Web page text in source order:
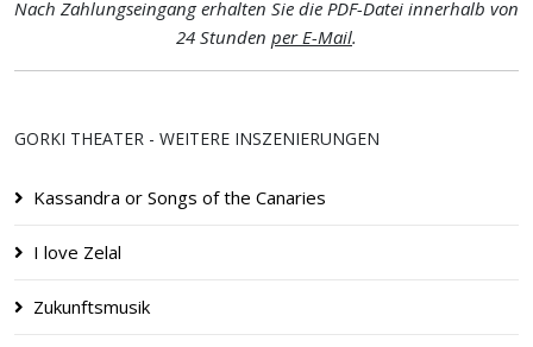
Nach Zahlungseingang erhalten Sie die PDF-Datei innerhalb von
24 Stunden per E-Mail.
GORKI THEATER - WEITERE INSZENIERUNGEN
Kassandra or Songs of the Canaries
I love Zelal
Zukunftsmusik